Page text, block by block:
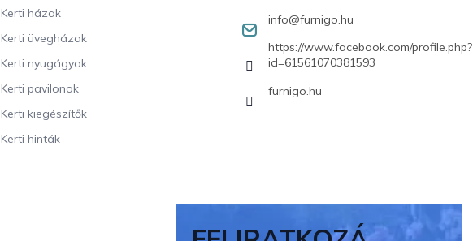
Kerti házak
Kerti üvegházak
Kerti nyugágyak
Kerti pavilonok
Kerti kiegészítők
Kerti hinták
info@furnigo.hu
https://www.facebook.com/profile.php?
id=61561070381593
furnigo.hu